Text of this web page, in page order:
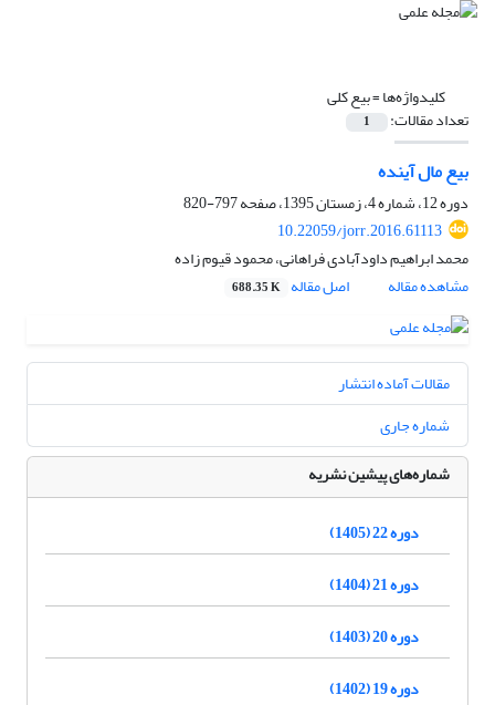
کلیدواژه‌ها =بیع کلی
تعداد مقالات: 1
بیع مال آینده
دوره 12، شماره 4، زمستان 1395، صفحه
797-820
10.22059/jorr.2016.61113
محمد ابراهیم داودآبادی فراهانی، محمود قیوم زاده
مشاهده مقاله
اصل مقاله 688.35 K
مقالات آماده انتشار
شماره جاری
شماره‌های پیشین نشریه
دوره 22 (1405)
دوره 21 (1404)
دوره 20 (1403)
دوره 19 (1402)